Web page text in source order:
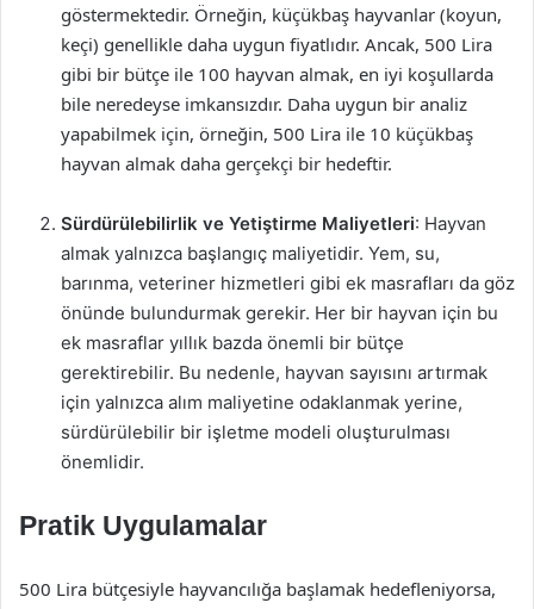
göstermektedir. Örneğin, küçükbaş hayvanlar (koyun,
keçi) genellikle daha uygun fiyatlıdır. Ancak, 500 Lira
gibi bir bütçe ile 100 hayvan almak, en iyi koşullarda
bile neredeyse imkansızdır. Daha uygun bir analiz
yapabilmek için, örneğin, 500 Lira ile 10 küçükbaş
hayvan almak daha gerçekçi bir hedeftir.
Sürdürülebilirlik ve Yetiştirme Maliyetleri: Hayvan
almak yalnızca başlangıç maliyetidir. Yem, su,
barınma, veteriner hizmetleri gibi ek masrafları da göz
önünde bulundurmak gerekir. Her bir hayvan için bu
ek masraflar yıllık bazda önemli bir bütçe
gerektirebilir. Bu nedenle, hayvan sayısını artırmak
için yalnızca alım maliyetine odaklanmak yerine,
sürdürülebilir bir işletme modeli oluşturulması
önemlidir.
Pratik Uygulamalar
500 Lira bütçesiyle hayvancılığa başlamak hedefleniyorsa,